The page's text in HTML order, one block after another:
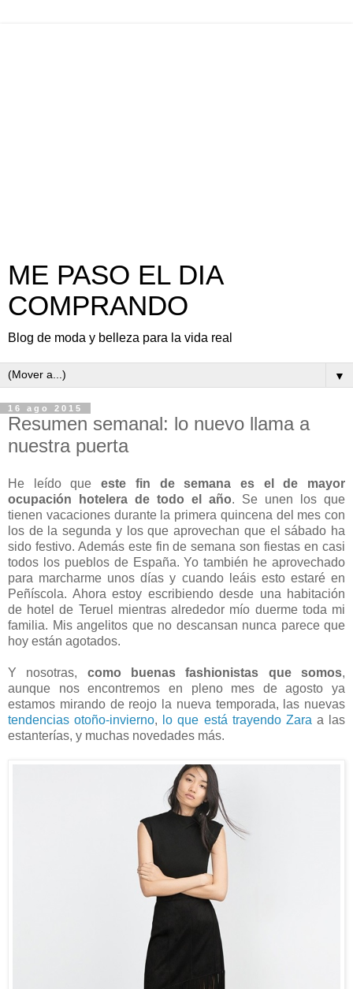
ME PASO EL DIA
COMPRANDO
Blog de moda y belleza para la vida real
▼
16 ago 2015
Resumen semanal: lo nuevo llama a
nuestra puerta
He leído queeste fin de semana es el de mayor
ocupación hotelera de todo el año. Se unen los que
tienen vacaciones durante la primera quincena del mes con
los de la segunda y los que aprovechan que el sábado ha
sido festivo. Además este fin de semana son fiestas en casi
todos los pueblos de España. Yo también he aprovechado
para marcharme unos días y cuando leáis esto estaré en
Peñíscola. Ahora estoy escribiendo desde una habitación
de hotel de Teruel mientras alrededor mío duerme toda mi
familia. Mis angelitos que no descansan nunca parece que
hoy están agotados.
Y nosotras, como buenas fashionistas que somos,
aunque nos encontremos en pleno mes de agosto ya
estamos mirando de reojo la nueva temporada, las nuevas
tendencias otoño-invierno, lo que está trayendo Zara a las
estanterías, y muchas novedades más.